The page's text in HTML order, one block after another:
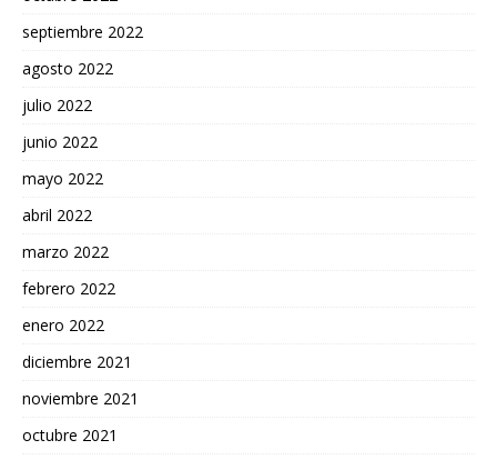
septiembre 2022
agosto 2022
julio 2022
junio 2022
mayo 2022
abril 2022
marzo 2022
febrero 2022
enero 2022
diciembre 2021
noviembre 2021
octubre 2021